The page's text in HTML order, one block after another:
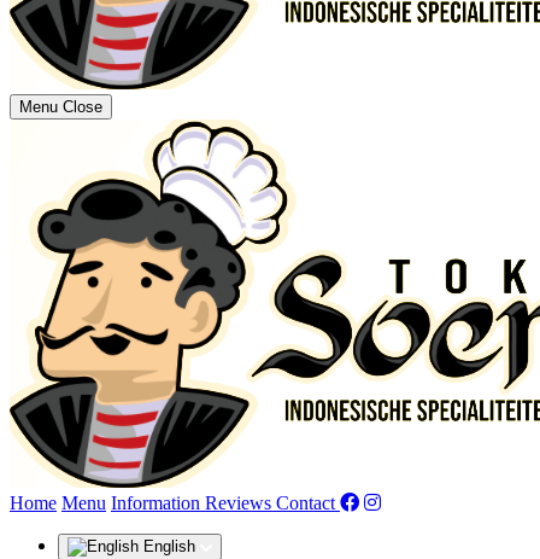
Menu Close
Home Menu Information Reviews Contact (current)
English